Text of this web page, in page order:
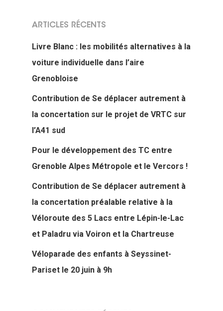
ARTICLES RÉCENTS
Livre Blanc : les mobilités alternatives à la
voiture individuelle dans l’aire
Grenobloise
Contribution de Se déplacer autrement à
la concertation sur le projet de VRTC sur
l’A41 sud
Pour le développement des TC entre
Grenoble Alpes Métropole et le Vercors !
Contribution de Se déplacer autrement à
la concertation préalable relative à la
Véloroute des 5 Lacs entre Lépin-le-Lac
et Paladru via Voiron et la Chartreuse
Véloparade des enfants à Seyssinet-
Pariset le 20 juin à 9h